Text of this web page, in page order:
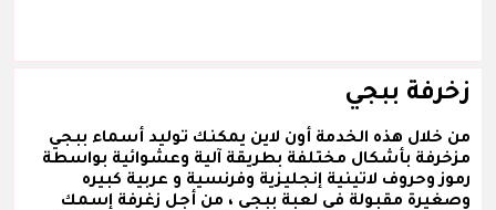
زخرفة ببجي
من خلال هذه الخدمة أون لاين يمكنك توليد أسماء ببجي
مزخرفة بأشكال مختلفة بطريقة آلية وعشوائية بواسطة
رموز وحروف لاتينية إنجليزية وفرنسية و عربية كبيره
وصغيرة مقبولة في لعبة ببجي ، من أجل زغرفة إسمك